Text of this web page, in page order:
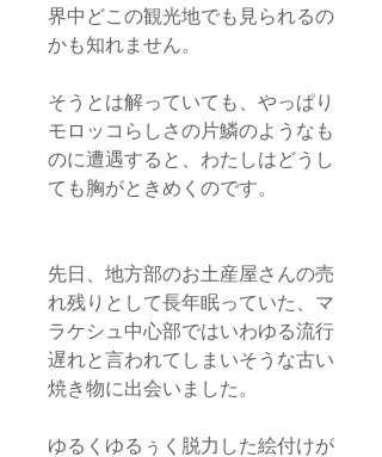
界中どこの観光地でも見られるの
かも知れません。
そうとは解っていても、やっぱり
モロッコらしさの片鱗のようなも
のに遭遇すると、わたしはどうし
ても胸がときめくのです。
先日、地方部のお土産屋さんの売
れ残りとして長年眠っていた、マ
ラケシュ中心部ではいわゆる流行
遅れと言われてしまいそうな古い
焼き物に出会いました。
ゆるくゆるぅく脱力した絵付けが